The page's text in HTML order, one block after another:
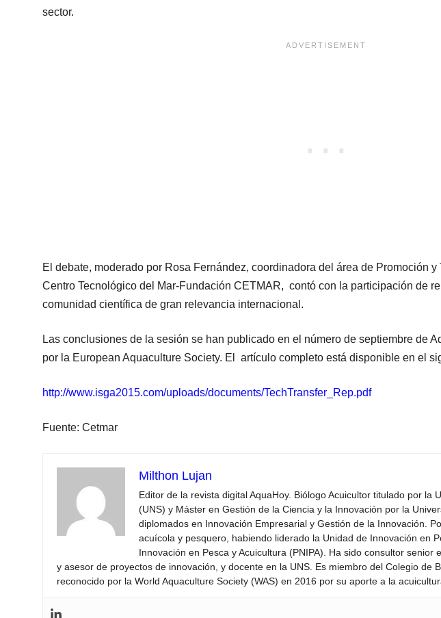
sector.
El debate, moderado por Rosa Fernández, coordinadora del área de Promoción y
Centro Tecnológico del Mar-Fundación CETMAR, contó con la participación de
comunidad científica de gran relevancia internacional.
Las conclusiones de la sesión se han publicado en el número de septiembre de
por la European Aquaculture Society. El artículo completo está disponible en el
http://www.isga2015.com/uploads/documents/TechTransfer_Rep.pdf
Fuente: Cetmar
Milthon Lujan
Editor de la revista digital AquaHoy. Biólogo Acuicultor titulado por la
(UNS) y Máster en Gestión de la Ciencia y la Innovación por la
diplomados en Innovación Empresarial y Gestión de la Innovación.
acuícola y pesquero, habiendo liderado la Unidad de Innovación en
Innovación en Pesca y Acuicultura (PNIPA). Ha sido consultor senior
y asesor de proyectos de innovación, y docente en la UNS. Es miembro del Colegio de
reconocido por la World Aquaculture Society (WAS) en 2016 por su aporte a la